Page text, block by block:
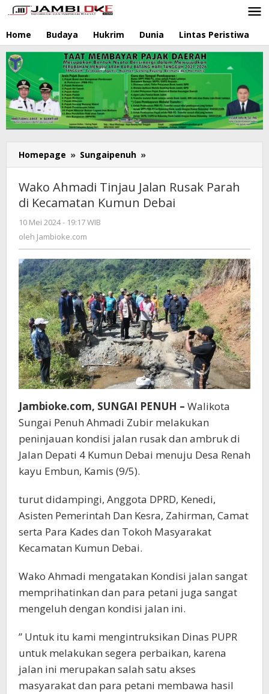
Lewati
ke
konten
Home Budaya Hukrim Dunia Lintas Peristiwa
Homepage » Sungaipenuh »
Ahmadi
Tinjau
Jalan
Rusak
Debai
Wako Ahmadi Tinjau Jalan Rusak Parah
di Kecamatan Kumun Debai
10 Mei 2024 - 19:17 WIB
oleh Jambioke.com
Jambioke.com, SUNGAI PENUH – Walikota
Sungai Penuh Ahmadi Zubir melakukan
peninjauan kondisi jalan rusak dan ambruk di
Jalan Depati 4 Kumun Debai menuju Desa Renah
kayu Embun, Kamis (9/5).
turut didampingi, Anggota DPRD, Kenedi,
Asisten Pemerintah Dan Kesra, Zahirman, Camat
serta Para Kades dan Tokoh Masyarakat
Kecamatan Kumun Debai.
Wako Ahmadi mengatakan Kondisi jalan sangat
memprihatinkan dan para petani juga sangat
mengeluh dengan kondisi jalan ini.
” Untuk itu kami mengintruksikan Dinas PUPR
untuk melakukan segera perbaikan, karena
jalan ini merupakan salah satu akses
masyarakat dan para petani membawa hasil